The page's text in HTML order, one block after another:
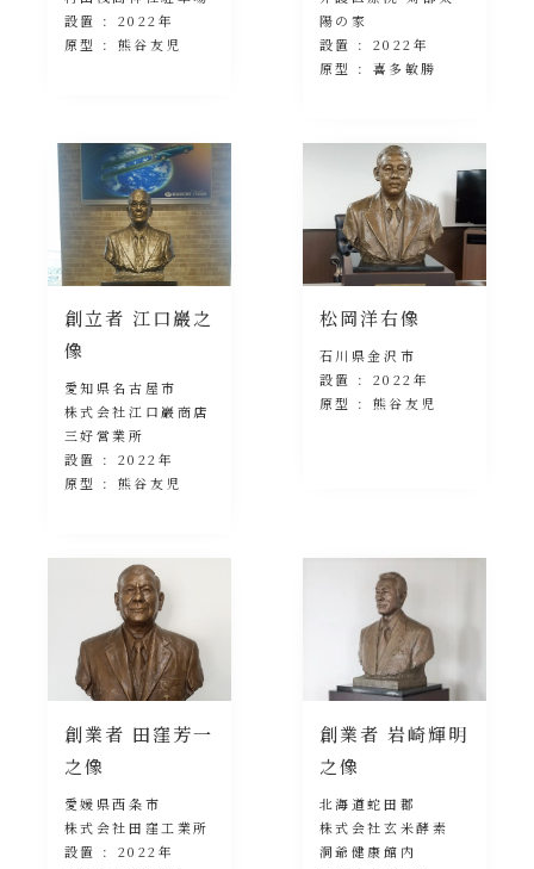
設置 : 2022年
原型 : 熊谷友児
陽の家
設置 : 2022年
原型 : 喜多敏勝
創立者 江口巖之
像
愛知県名古屋市
株式会社江口巖商店
三好営業所
設置 : 2022年
原型 : 熊谷友児
松岡洋右像
石川県金沢市
設置 : 2022年
原型 : 熊谷友児
創業者 田窪芳一
之像
愛媛県西条市
株式会社田窪工業所
設置 : 2022年
創業者 岩崎輝明
之像
北海道蛇田郡
株式会社玄米酵素
洞爺健康館内